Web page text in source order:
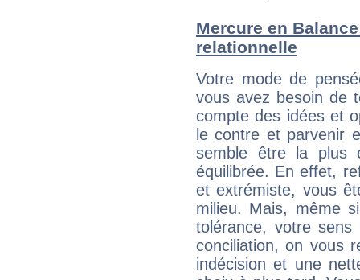
Mercure en
relationnelle
Votre mode de
vous avez besoin de
compte des idées et
le contre et parvenir
semble être la plus
équilibrée. En effet,
et extrémiste, vous
milieu. Mais, même
tolérance, votre
conciliation, on vous
indécision et une